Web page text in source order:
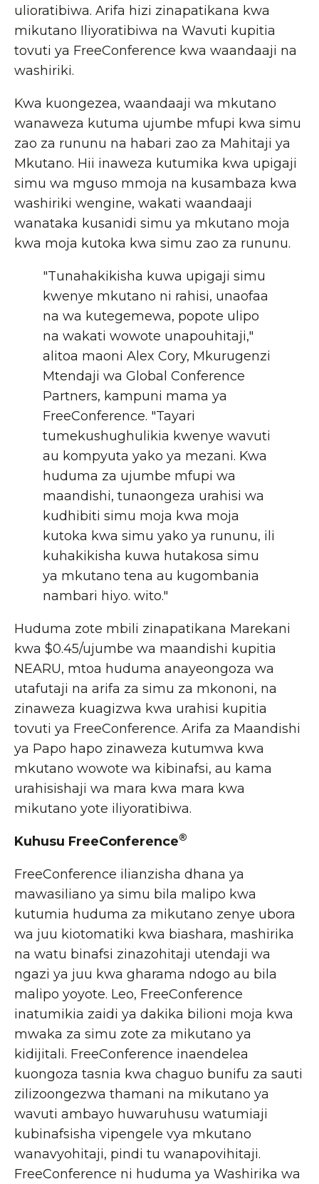
ulioratibiwa. Arifa hizi zinapatikana kwa
mikutano Iliyoratibiwa na Wavuti kupitia
tovuti ya FreeConference kwa waandaaji na
washiriki.
Kwa kuongezea, waandaaji wa mkutano
wanaweza kutuma ujumbe mfupi kwa simu
zao za rununu na habari zao za Mahitaji ya
Mkutano. Hii inaweza kutumika kwa upigaji
simu wa mguso mmoja na kusambaza kwa
washiriki wengine, wakati waandaaji
wanataka kusanidi simu ya mkutano moja
kwa moja kutoka kwa simu zao za rununu.
"Tunahakikisha kuwa upigaji simu
kwenye mkutano ni rahisi, unaofaa
na wa kutegemewa, popote ulipo
na wakati wowote unapouhitaji,"
alitoa maoni Alex Cory, Mkurugenzi
Mtendaji wa Global Conference
Partners, kampuni mama ya
FreeConference. "Tayari
tumekushughulikia kwenye wavuti
au kompyuta yako ya mezani. Kwa
huduma za ujumbe mfupi wa
maandishi, tunaongeza urahisi wa
kudhibiti simu moja kwa moja
kutoka kwa simu yako ya rununu, ili
kuhakikisha kuwa hutakosa simu
ya mkutano tena au kugombania
nambari hiyo. wito."
Huduma zote mbili zinapatikana Marekani
kwa $0.45/ujumbe wa maandishi kupitia
NEARU, mtoa huduma anayeongoza wa
utafutaji na arifa za simu za mkononi, na
zinaweza kuagizwa kwa urahisi kupitia
tovuti ya FreeConference. Arifa za Maandishi
ya Papo hapo zinaweza kutumwa kwa
mkutano wowote wa kibinafsi, au kama
urahisishaji wa mara kwa mara kwa
mikutano yote iliyoratibiwa.
Kuhusu FreeConference®
FreeConference ilianzisha dhana ya
mawasiliano ya simu bila malipo kwa
kutumia huduma za mikutano zenye ubora
wa juu kiotomatiki kwa biashara, mashirika
na watu binafsi zinazohitaji utendaji wa
ngazi ya juu kwa gharama ndogo au bila
malipo yoyote. Leo, FreeConference
inatumikia zaidi ya dakika bilioni moja kwa
mwaka za simu zote za mikutano ya
kidijitali. FreeConference inaendelea
kuongoza tasnia kwa chaguo bunifu za sauti
zilizoongezwa thamani na mikutano ya
wavuti ambayo huwaruhusu watumiaji
kubinafsisha vipengele vya mkutano
wanavyohitaji, pindi tu wanapovihitaji.
FreeConference ni huduma ya Washirika wa